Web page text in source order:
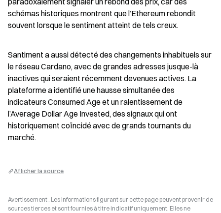
schémas historiques montrent que l’Ethereum rebondit
souvent lorsque le sentiment atteint de tels creux.
Santiment a aussi détecté des changements inhabituels sur
le réseau Cardano, avec de grandes adresses jusque-là
inactives qui seraient récemment devenues actives. La
plateforme a identifié une hausse simultanée des
indicateurs Consumed Age et un ralentissement de
l’Average Dollar Age Invested, des signaux qui ont
historiquement coïncidé avec de grands tournants du
marché.
Afficher la source
Avertissement : Les informations figurant sur cette page peuvent provenir de
sources tierces et sont fournies à titre indicatif uniquement. Elles ne